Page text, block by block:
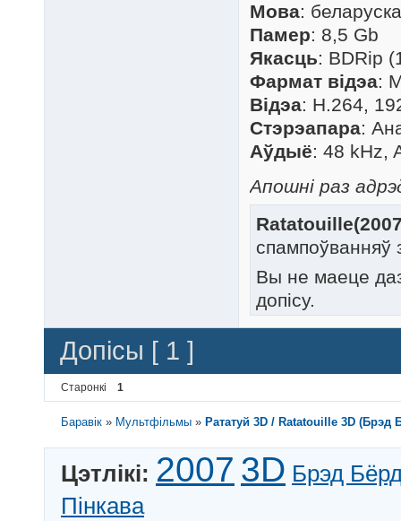
Мова:
Памер: 8,5 Gb
Якасць: BDRip
Фармат відэа:
Відэа: H.264,
Стэрэапара:
Аўдыё: 48 kHz,
Апошні раз
Вы не маеце
допісу.
Допісы [ 1 ]
Старонкі 1
Баравік » Мультфільмы » Рататуй 3D / Ratatouille 3D
Цэтлікі: 2007 3D Брэд
Пінкава